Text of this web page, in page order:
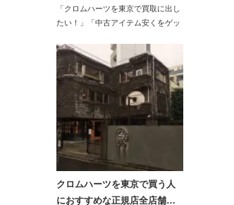
「クロムハーツを東京で買取に出し
たい！」「中古アイテム安くをゲッ
クロムハーツを東京で買う人
におすすめな正規店全店舗…